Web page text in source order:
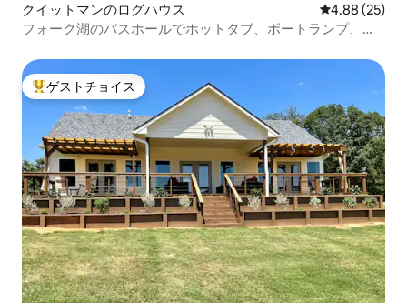
クイットマンのログハウス レビュー25
4.88 (25)
フォーク湖のバスホールでホットタブ、ボートランプ、ウ
大好評のゲストチョイスです。
ゲストチョイス